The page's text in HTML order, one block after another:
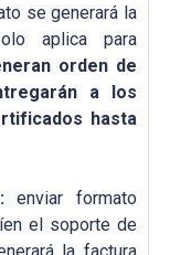
se generará la
aplica para
orden de
a los
hasta
enviar formato
el soporte de